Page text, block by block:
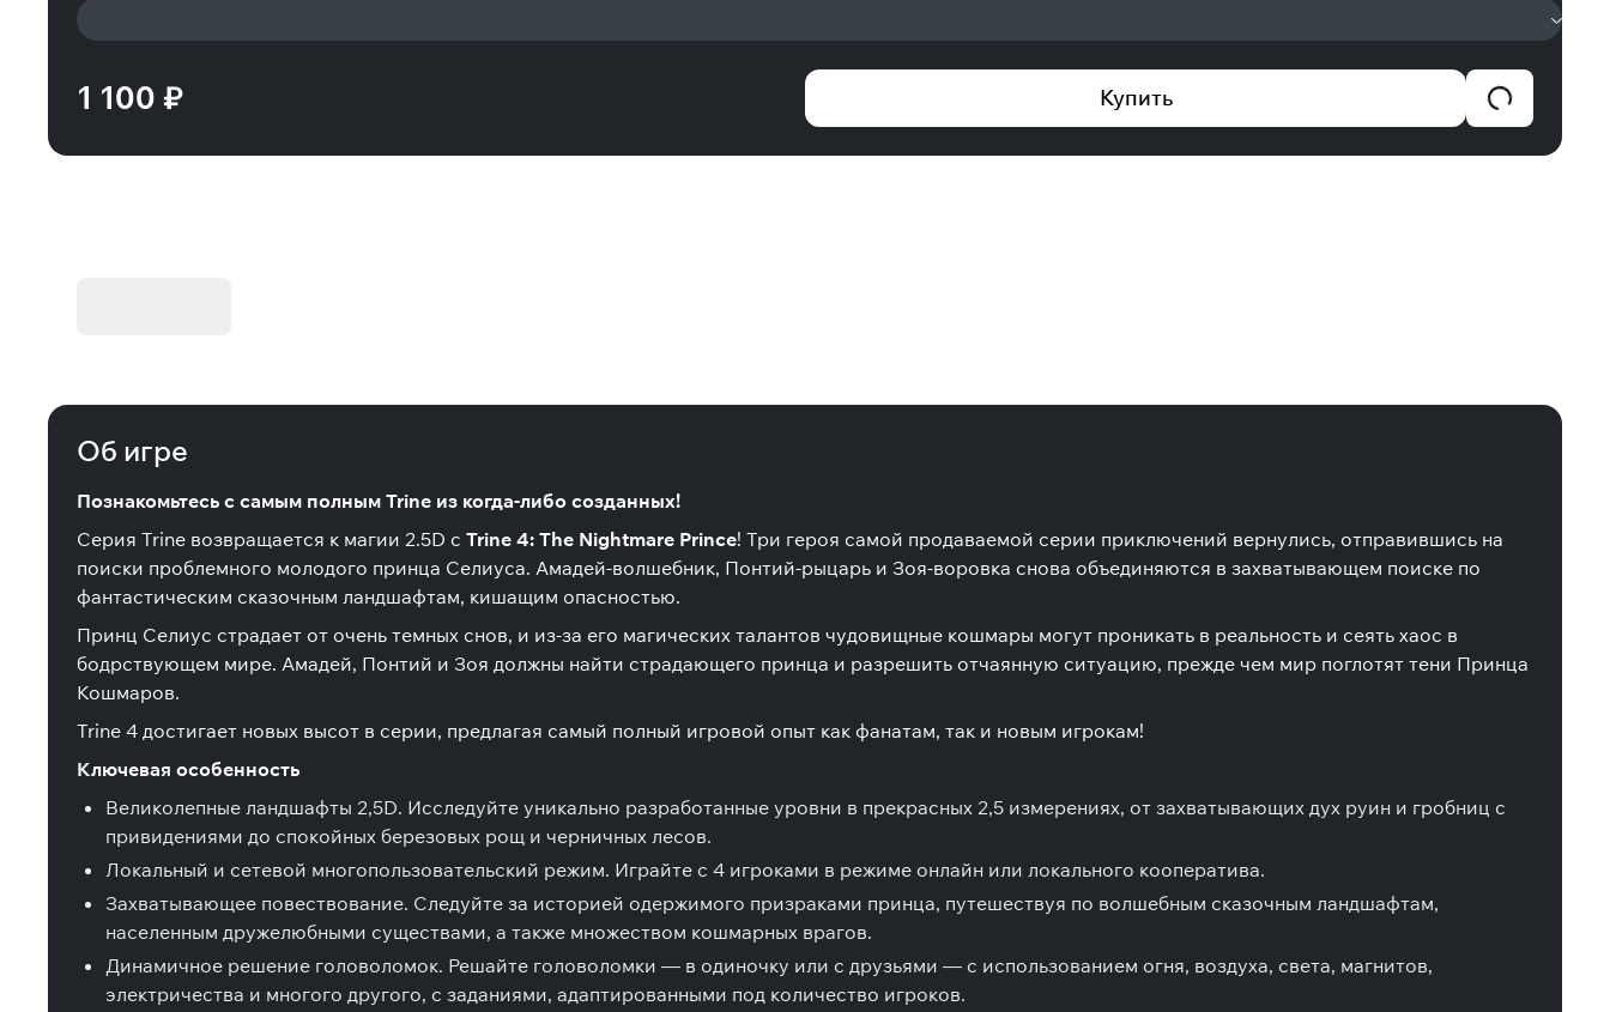
1 100 ₽ Купить
Об игре
Познакомьтесь с самым полным Trine из когда-либо созданных!
Серия Trine возвращается к магии 2.5D с Trine 4: The Nightmare Prince! Три героя самой продаваемой серии приключений вернулись, отправившись на
поиски проблемного молодого принца Селиуса. Амадей-волшебник, Понтий-рыцарь и Зоя-воровка снова объединяются в захватывающем поиске по
фантастическим сказочным ландшафтам, кишащим опасностью.
Принц Селиус страдает от очень темных снов, и из-за его магических талантов чудовищные кошмары могут проникать в реальность и сеять хаос в
бодрствующем мире. Амадей, Понтий и Зоя должны найти страдающего принца и разрешить отчаянную ситуацию, прежде чем мир поглотят тени Принца
Кошмаров.
Trine 4 достигает новых высот в серии, предлагая самый полный игровой опыт как фанатам, так и новым игрокам!
Ключевая особенность
Великолепные ландшафты 2,5D. Исследуйте уникально разработанные уровни в прекрасных 2,5 измерениях, от захватывающих дух руин и гробниц с
привидениями до спокойных березовых рощ и черничных лесов.
Локальный и сетевой многопользовательский режим. Играйте с 4 игроками в режиме онлайн или локального кооператива.
Захватывающее повествование. Следуйте за историей одержимого призраками принца, путешествуя по волшебным сказочным ландшафтам,
населенным дружелюбными существами, а также множеством кошмарных врагов.
Динамичное решение головоломок. Решайте головоломки — в одиночку или с друзьями — с использованием огня, воздуха, света, магнитов,
электричества и многого другого, с заданиями, адаптированными под количество игроков.